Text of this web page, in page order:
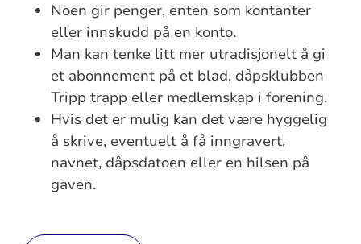
Noen gir penger, enten som kontanter
eller innskudd på en konto.
Man kan tenke litt mer utradisjonelt å gi
et abonnement på et blad, dåpsklubben
Tripp trapp eller medlemskap i forening.
Hvis det er mulig kan det være hyggelig
å skrive, eventuelt å få inngravert,
navnet, dåpsdatoen eller en hilsen på
gaven.